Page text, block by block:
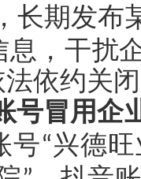
长期发布
息，干扰
依约关
号冒用企
号“兴德